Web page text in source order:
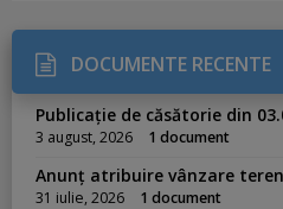
DOCUMENTE RECENTE
Publicație de căsătorie din
3 august, 2026 1 document
Anunț atribuire vânzare teren
31 iulie, 2026 1 document